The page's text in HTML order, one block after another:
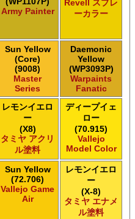
Army Painter
Revell スプレ
ーカラー
Sun Yellow
(Core)
(9008)
Master
Series
Daemonic
Yellow
(WP3093P)
Warpaints
Fanatic
レモンイエロ
ー
(X8)
タミヤ アクリ
ル塗料
ディープイェ
ロー
(70.915)
Vallejo
Model Color
Sun Yellow
(72.706)
Vallejo Game
Air
レモンイエロ
ー
(X-8)
タミヤ エナメ
ル塗料